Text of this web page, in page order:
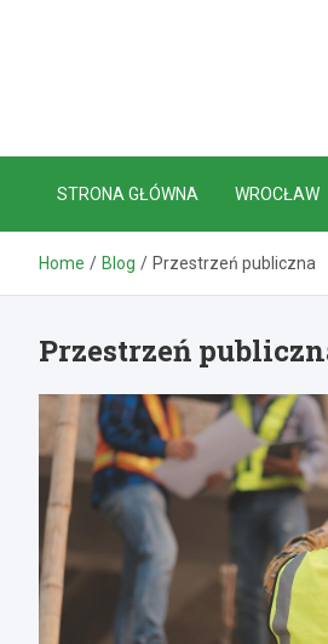
STRONA GŁÓWNA WROCŁAW
Home Blog Przestrzeń publiczna
Przestrzeń